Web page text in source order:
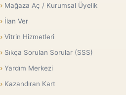
Mağaza Aç / Kurumsal Üyelik
İlan Ver
Vitrin Hizmetleri
Sıkça Sorulan Sorular (SSS)
Yardım Merkezi
Kazandıran Kart